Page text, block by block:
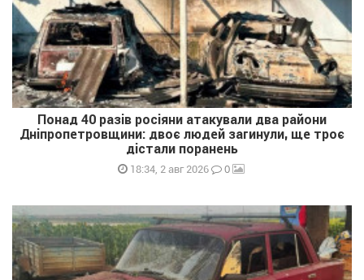
Понад 40 разів росіяни атакували два райони
Дніпропетровщини: двоє людей загинули, ще троє
дістали поранень
18:34, 2 авг 2026 0